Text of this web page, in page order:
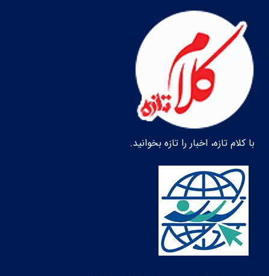
با کلام تازه، اخبار را تازه بخوانید.